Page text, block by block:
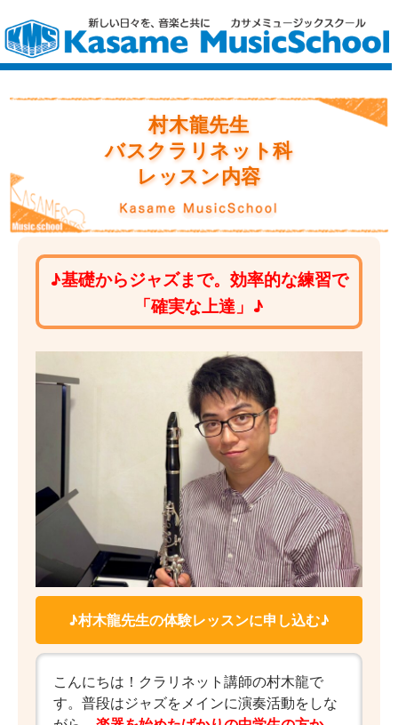
村木龍先生
バスクラリネット科
レッスン内容
♪基礎からジャズまで。効率的な練習で
「確実な上達」♪
♪村木龍先生の体験レッスンに申し込む♪
こんにちは！クラリネット講師の村木龍で
す。普段はジャズをメインに演奏活動をしな